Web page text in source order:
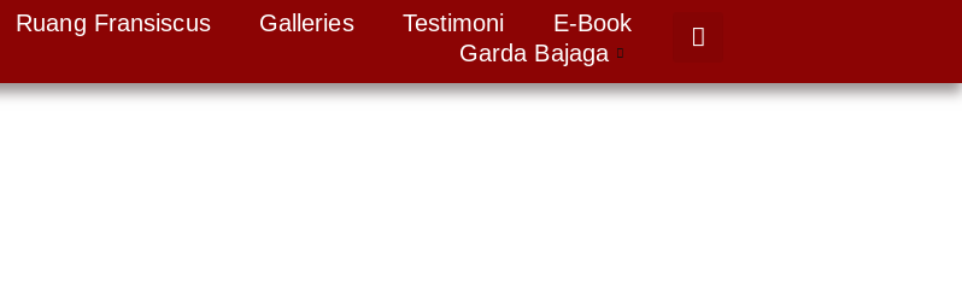
Ruang Fransiscus Galleries Testimoni
E-Book
Garda Bajaga